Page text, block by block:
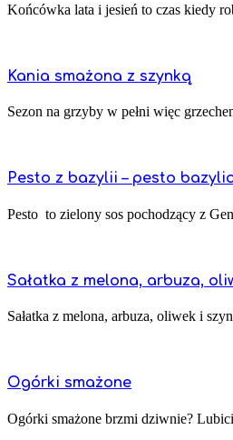
Końcówka lata i jesień to czas kiedy
Kania smażona z szynką
Sezon na grzyby w pełni więc
Pesto z bazylii – pesto
Pesto to zielony sos pochodzący z
Sałatka z melona, arbuza,
Sałatka z melona, arbuza, oliwek i
Ogórki smażone
Ogórki smażone brzmi dziwnie?